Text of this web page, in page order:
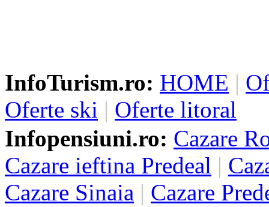
InfoTurism.ro: HOME |
Oferte ski | Oferte litoral
Infopensiuni.ro: Cazare
Cazare ieftina Predeal |
Cazare Sinaia | Cazare